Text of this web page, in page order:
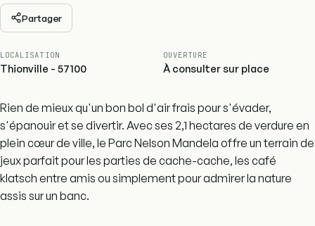
Partager
LOCALISATION
Thionville - 57100
OUVERTURE
À consulter sur place
Rien de mieux qu'un bon bol d'air frais pour s'évader,
s'épanouir et se divertir. Avec ses 2,1 hectares de verdure en
plein cœur de ville, le Parc Nelson Mandela offre un terrain de
jeux parfait pour les parties de cache-cache, les café
klatsch entre amis ou simplement pour admirer la nature
assis sur un banc.